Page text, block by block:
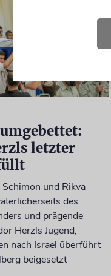
letzter
und Rikva
des
und prägende
Herzls Jugend,
nach Israel überführt
beigesetzt